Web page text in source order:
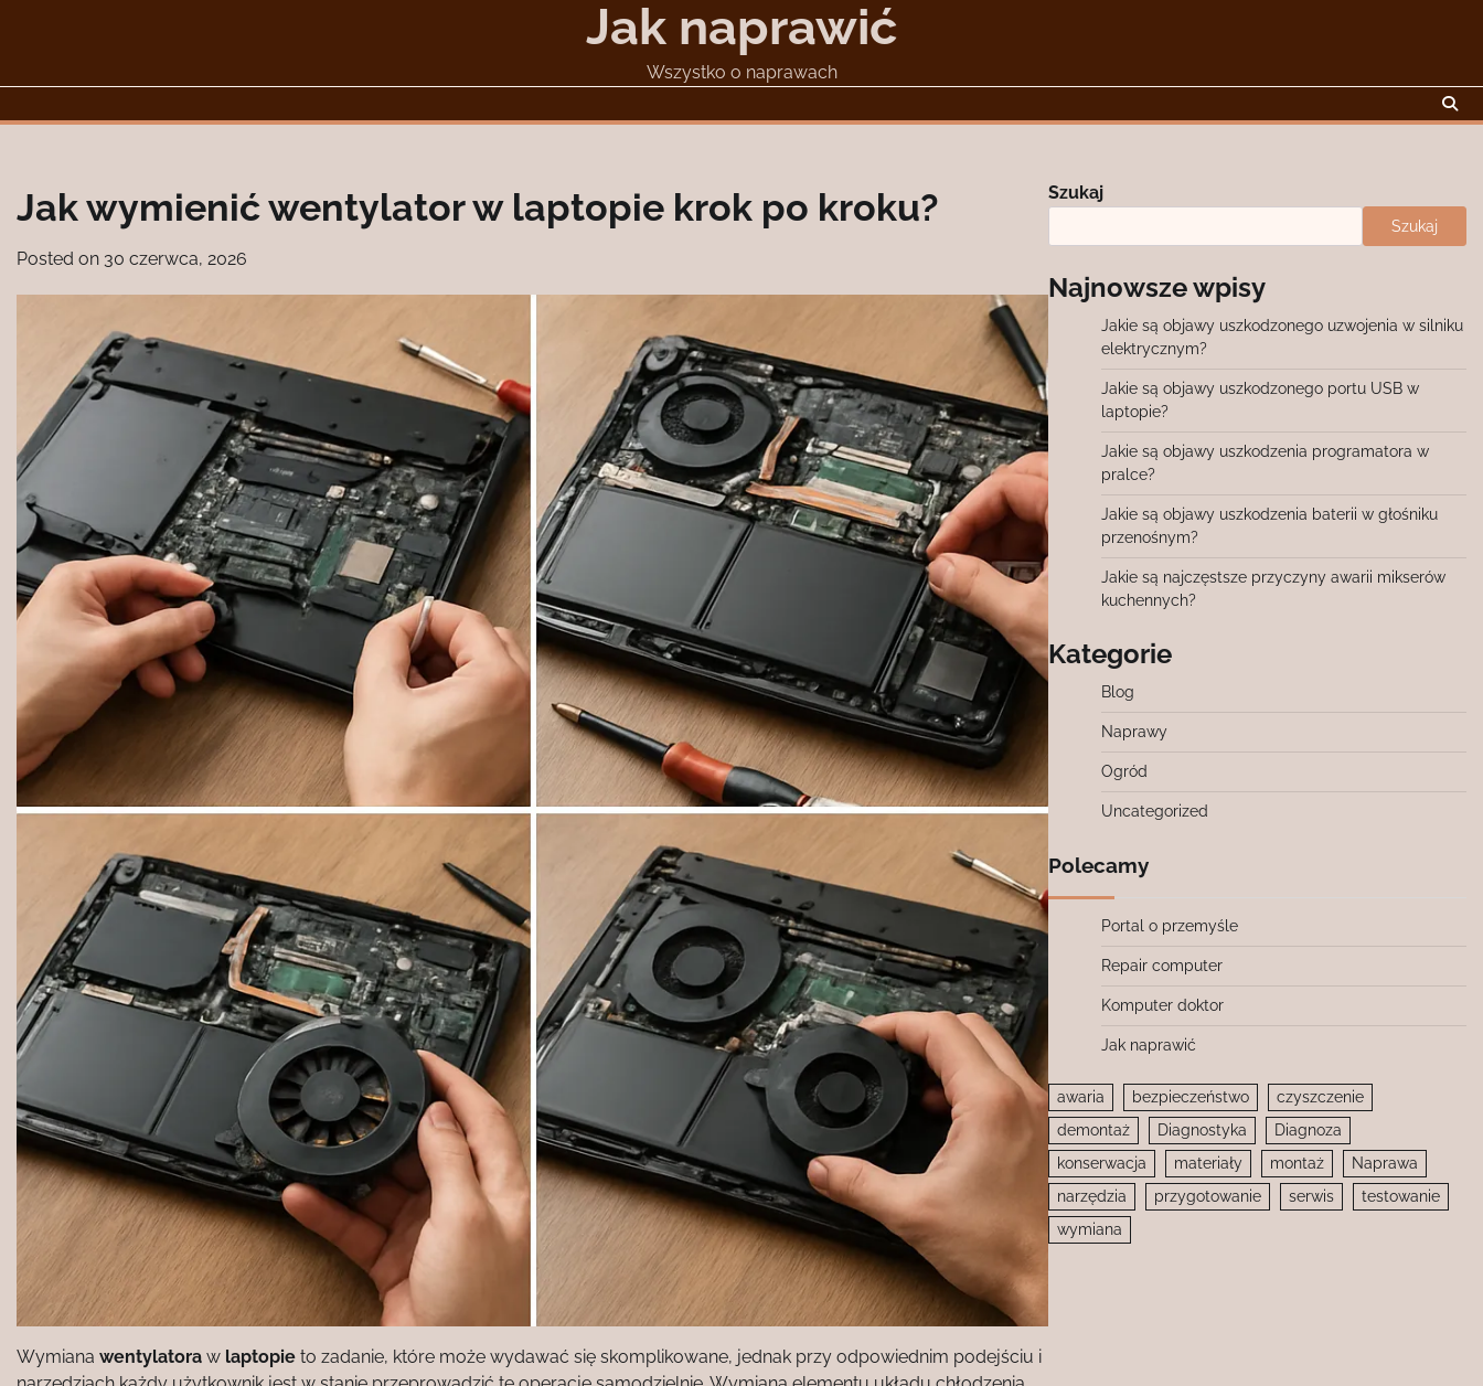
Jak naprawić
Wszystko o naprawach
Jak wymienić wentylator w laptopie krok po kroku?
Posted on 30 czerwca, 2026
Wymiana wentylatora w laptopie to zadanie, które może wydawać się skomplikowane, jednak przy odpowiednim podejściu i
Szukaj
Szukaj
Najnowsze wpisy
Jakie są objawy uszkodzonego uzwojenia w silniku
elektrycznym?
Jakie są objawy uszkodzonego portu USB w
laptopie?
Jakie są objawy uszkodzenia programatora w
pralce?
Jakie są objawy uszkodzenia baterii w głośniku
przenośnym?
Jakie są najczęstsze przyczyny awarii mikserów
kuchennych?
Kategorie
Blog
Naprawy
Ogród
Uncategorized
Polecamy
Portal o przemyśle
Repair computer
Komputer doktor
Jak naprawić
awaria bezpieczeństwo
czyszczenie
demontaż
Diagnostyka
Diagnoza
konserwacja
materiały montaż
Naprawa
narzędzia
przygotowanie serwis
testowanie
wymiana